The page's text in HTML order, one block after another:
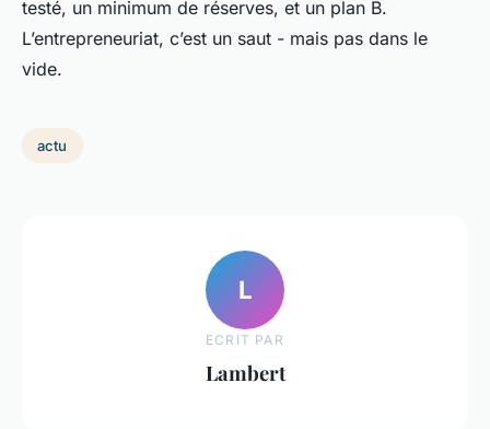
testé, un minimum de réserves, et un plan B.
L’entrepreneuriat, c’est un saut - mais pas dans le
vide.
actu
L
ECRIT PAR
Lambert